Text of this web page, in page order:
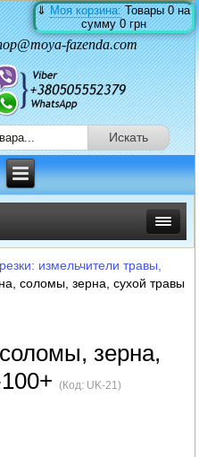
⇓Моя корзина:Товары0на
сумму0 грн
fazenda.com
измельчители травы,
соломы, зерна, сухой травы
зерна,
(Код: UK-21)